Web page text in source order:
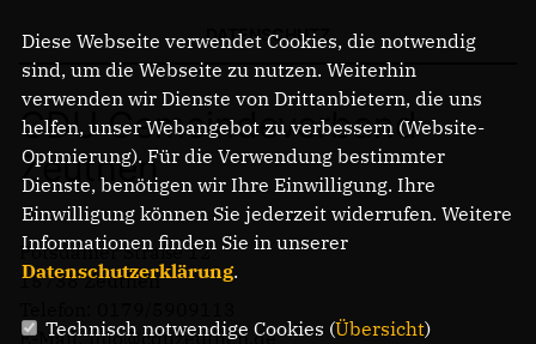
DATENSCHUTZ
CDU Gemeindeverband
Zeuthen
Potsdamer Straße 12
15738 Zeuthen
E-Mail: info@cduzeuthen.de
Diese Webseite verwendet Cookies, die notwendig
sind, um die Webseite zu nutzen. Weiterhin
verwenden wir Dienste von Drittanbietern, die uns
helfen, unser Webangebot zu verbessern (Website-
Optmierung). Für die Verwendung bestimmter
Dienste, benötigen wir Ihre Einwilligung. Ihre
Einwilligung können Sie jederzeit widerrufen. Weitere
Informationen finden Sie in unserer
Datenschutzerklärung.
Technisch notwendige Cookies (Übersicht)